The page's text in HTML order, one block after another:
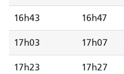
16h43 16h47
17h03 17h07
17h23 17h27